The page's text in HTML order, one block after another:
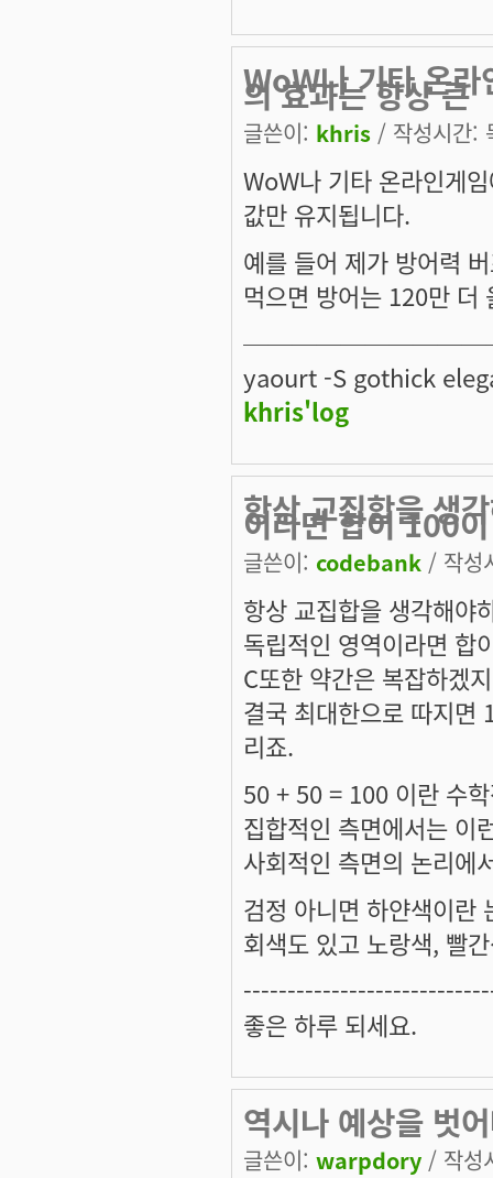
WoW나 기타 온라
의 효과는 항상 큰
글쓴이: khris / 작성시간:
WoW나 기타 온라인게
값만 유지됩니다.
예를 들어 제가 방어력
먹으면 방어는 120만
yaourt -S gothick
khris'log
항상 교집합을 생
이라면 합이 100이
글쓴이: codebank / 작성
항상 교집합을 생각해야
독립적인 영역이라면 합
C또한 약간은 복잡하겠
결국 최대한으로 따지면
리죠.
50 + 50 = 100 이란 수
집합적인 측면에서는 이
사회적인 측면의 논리에
검정 아니면 하얀색이란
회색도 있고 노랑색, 빨
좋은 하루 되세요.
역시나 예상을 벗
글쓴이: warpdory / 작성